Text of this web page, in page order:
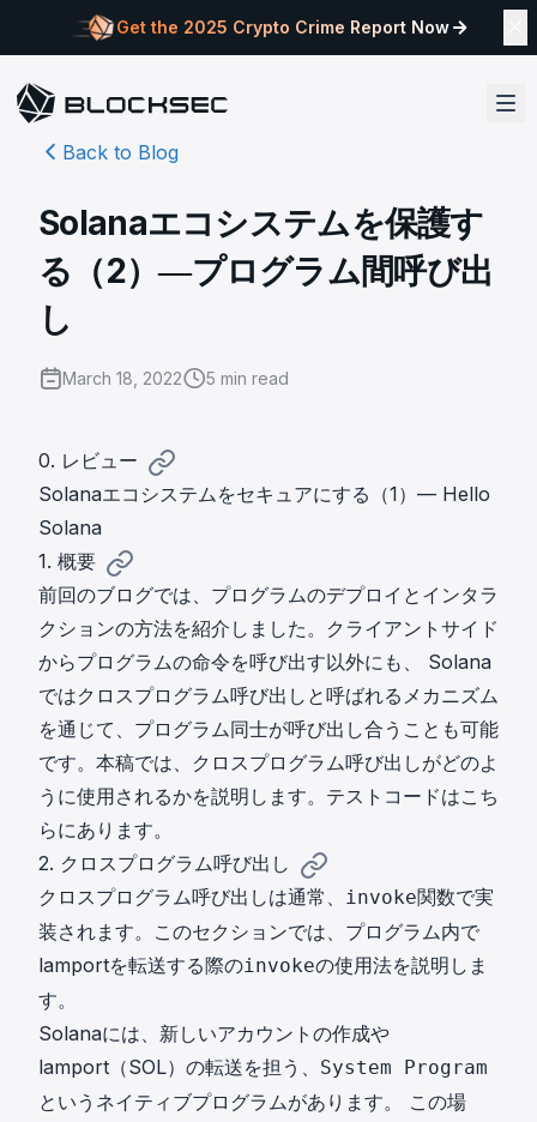
Get the 2025 Crypto Crime Report Now
Back to Blog
Solanaエコシステムを保護す
る（2）―プログラム間呼び出
し
March 18, 2022 5 min read
0. レビュー
Solanaエコシステムをセキュアにする（1）— Hello
Solana
1. 概要
前回のブログでは、プログラムのデプロイとインタラ
クションの方法を紹介しました。クライアントサイド
からプログラムの命令を呼び出す以外にも、 Solana
ではクロスプログラム呼び出しと呼ばれるメカニズム
を通じて、プログラム同士が呼び出し合うことも可能
です。本稿では、クロスプログラム呼び出しがどのよ
うに使用されるかを説明します。テストコードはこち
らにあります。
2. クロスプログラム呼び出し
クロスプログラム呼び出しは通常、 invoke関数で実
装されます。このセクションでは、プログラム内で
lamportを転送する際のinvokeの使用法を説明しま
す。
Solanaには、新しいアカウントの作成や
lamport（SOL）の転送を担う、 System Program
という ネイティブプログラムがあります。 この場